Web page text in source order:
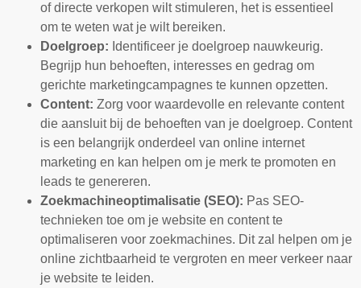
of directe verkopen wilt stimuleren, het is essentieel
om te weten wat je wilt bereiken.
Doelgroep: Identificeer je doelgroep nauwkeurig.
Begrijp hun behoeften, interesses en gedrag om
gerichte marketingcampagnes te kunnen opzetten.
Content: Zorg voor waardevolle en relevante content
die aansluit bij de behoeften van je doelgroep. Content
is een belangrijk onderdeel van online internet
marketing en kan helpen om je merk te promoten en
leads te genereren.
Zoekmachineoptimalisatie (SEO): Pas SEO-
technieken toe om je website en content te
optimaliseren voor zoekmachines. Dit zal helpen om je
online zichtbaarheid te vergroten en meer verkeer naar
je website te leiden.